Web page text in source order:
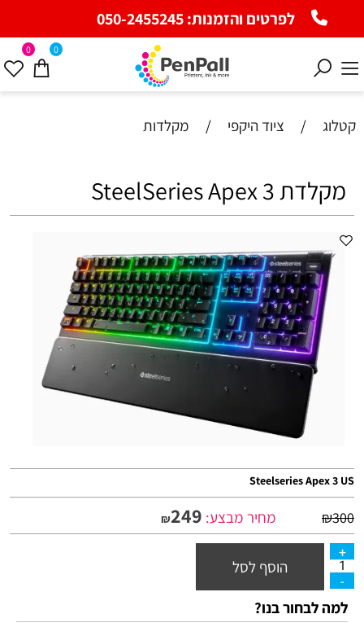
לפרטים והזמנות:050-2455245
0 0
קטלוג / ציוד היקפי / מקלדות
מקלדת SteelSeries Apex 3
Steelseries Apex 3 US
₪300 מחיר מבצע: ₪249
הוסף לסל
למה לבחור בנו?